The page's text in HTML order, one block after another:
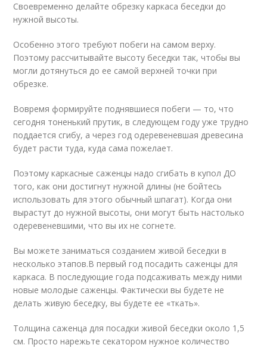
Своевременно делайте обрезку каркаса беседки до
нужной высоты.
Особенно этого требуют побеги на самом верху.
Поэтому рассчитывайте высоту беседки так, чтобы вы
могли дотянуться до ее самой верхней точки при
обрезке.
Вовремя формируйте поднявшиеся побеги — то, что
сегодня тоненький прутик, в следующем году уже трудно
поддается сгибу, а через год одеревеневшая древесина
будет расти туда, куда сама пожелает.
Поэтому каркасные саженцы надо сгибать в купол ДО
того, как они достигнут нужной длины (не бойтесь
использовать для этого обычный шпагат). Когда они
вырастут до нужной высоты, они могут быть настолько
одеревеневшими, что вы их не согнете.
Вы можете заниматься созданием живой беседки в
несколько этапов.В первый год посадить саженцы для
каркаса. В последующие года подсаживать между ними
новые молодые саженцы. Фактически вы будете не
делать живую беседку, вы будете ее «ткать».
Толщина саженца для посадки живой беседки около 1,5
см. Просто нарежьте секатором нужное количество